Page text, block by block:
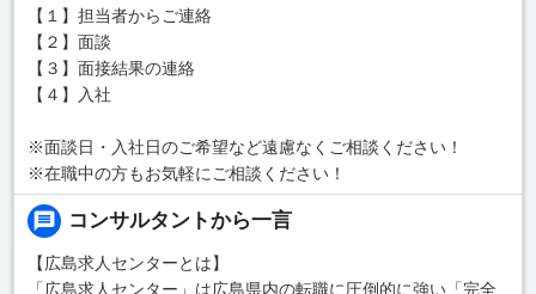
【１】担当者からご連絡
【２】面談
【３】面接結果の連絡
【４】入社
※面談日・入社日のご希望など遠慮なくご相談ください！
※在職中の方もお気軽にご相談ください！
コンサルタントから一言
【広島求人センターとは】
「広島求人センター」は広島県内の転職に圧倒的に強い「完全